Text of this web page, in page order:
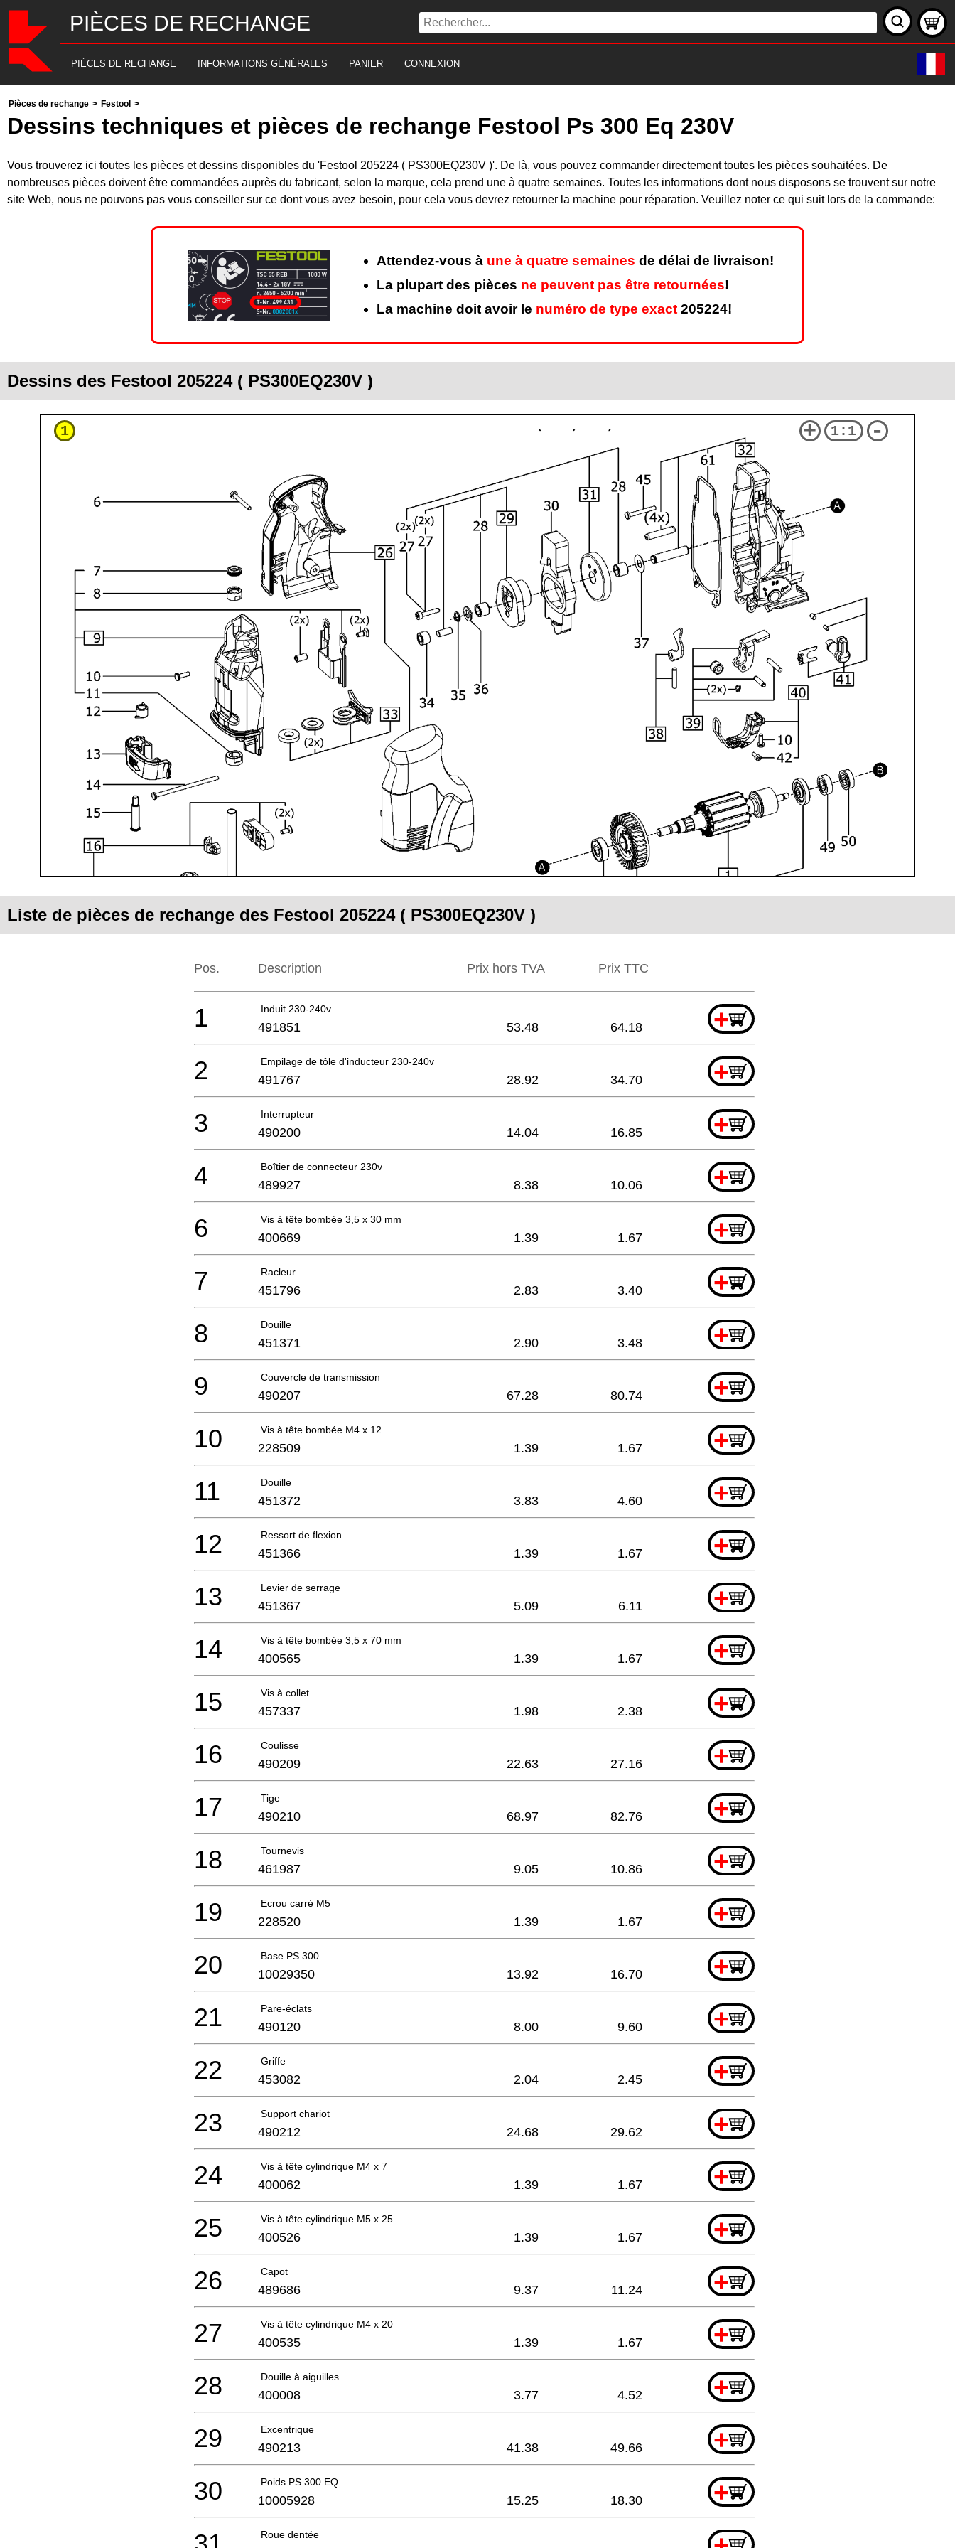
PIÈCES DE RECHANGE
PIÈCES DE RECHANGE INFORMATIONS GÉNÉRALES PANIER CONNEXION
Pièces de rechange > Festool >
Dessins techniques et pièces de rechange Festool Ps 300 Eq 230V
Vous trouverez ici toutes les pièces et dessins disponibles du 'Festool 205224 ( PS300EQ230V )'. De là, vous pouvez commander directement toutes les pièces souhaitées. De
nombreuses pièces doivent être commandées auprès du fabricant, selon la marque, cela prend une à quatre semaines. Toutes les informations dont nous disposons se trouvent sur notre
site Web, nous ne pouvons pas vous conseiller sur ce dont vous avez besoin, pour cela vous devrez retourner la machine pour réparation. Veuillez noter ce qui suit lors de la commande:
Attendez-vous à une à quatre semaines de délai de livraison!
La plupart des pièces ne peuvent pas être retournées!
La machine doit avoir le numéro de type exact 205224!
Dessins des Festool 205224 ( PS300EQ230V )
1 + 1:1 -
Liste de pièces de rechange des Festool 205224 ( PS300EQ230V )
Pos. Description Prix hors TVA Prix ​​TTC
Induit 230-240v +
1 491851 53.48 64.18
Empilage de tôle d'inducteur 230-240v +
2 491767 28.92 34.70
Interrupteur +
3 490200 14.04 16.85
Boîtier de connecteur 230v +
4 489927 8.38 10.06
Vis à tête bombée 3,5 x 30 mm +
6 400669 1.39 1.67
Racleur +
7 451796 2.83 3.40
Douille +
8 451371 2.90 3.48
Couvercle de transmission +
9 490207 67.28 80.74
Vis à tête bombée M4 x 12 +
10 228509 1.39 1.67
Douille +
11 451372 3.83 4.60
Ressort de flexion +
12 451366 1.39 1.67
Levier de serrage +
13 451367 5.09 6.11
Vis à tête bombée 3,5 x 70 mm +
14 400565 1.39 1.67
Vis à collet +
15 457337 1.98 2.38
Coulisse +
16 490209 22.63 27.16
Tige +
17 490210 68.97 82.76
Tournevis +
18 461987 9.05 10.86
Ecrou carré M5 +
19 228520 1.39 1.67
Base PS 300 +
20 10029350 13.92 16.70
Pare-éclats +
21 490120 8.00 9.60
Griffe +
22 453082 2.04 2.45
Support chariot +
23 490212 24.68 29.62
Vis à tête cylindrique M4 x 7 +
24 400062 1.39 1.67
Vis à tête cylindrique M5 x 25 +
25 400526 1.39 1.67
Capot +
26 489686 9.37 11.24
Vis à tête cylindrique M4 x 20 +
27 400535 1.39 1.67
Douille à aiguilles +
28 400008 3.77 4.52
Excentrique +
29 490213 41.38 49.66
Poids PS 300 EQ +
30 10005928 15.25 18.30
Roue dentée